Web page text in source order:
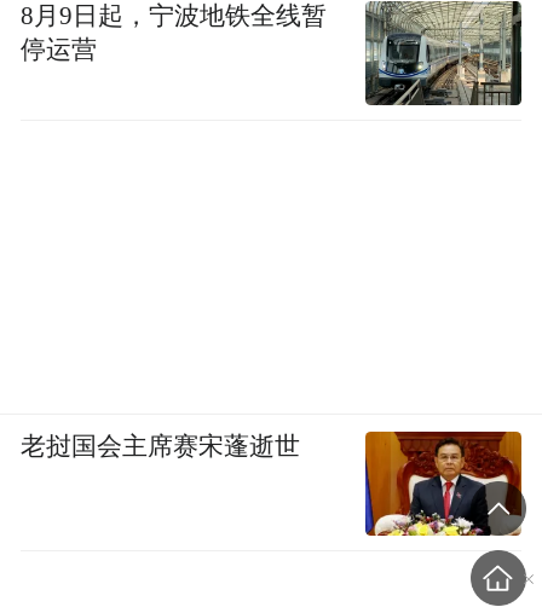
8月9日起，宁波地铁全线暂
停运营
老挝国会主席赛宋蓬逝世